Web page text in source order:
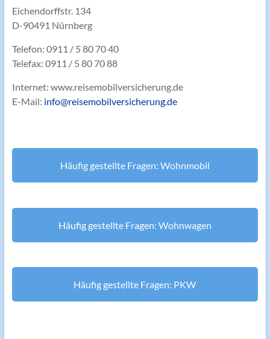
Eichendorffstr. 134
D-90491 Nürnberg
Telefon: 0911 / 5 80 70 40
Telefax: 0911 / 5 80 70 88
Internet: www.reisemobilversicherung.de
E-Mail: info@reisemobilversicherung.de
Häufig gestellte Fragen: Wohnmobil
Häufig gestellte Fragen: Wohnwagen
Häufig gestellte Fragen: PKW